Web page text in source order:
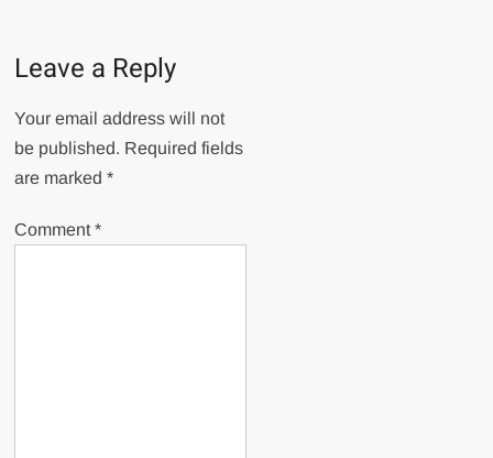
Leave a Reply
Your email address will not
be published. Required fields
are marked*
Comment*